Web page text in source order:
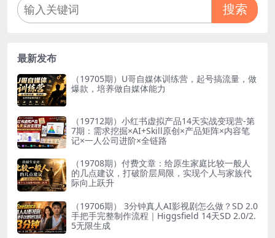
搜索
最新发布
（19705期）U哥自媒体训练营，起号搞流量，做
爆款，培养做自媒体能力
（19712期）小红书虚拟产品14天实战变现营-第
7期：需求挖掘×AI+Skill原创×产品矩阵×内容笔
记×一人公司进阶×全链路
（19708期）付费文章：给原生家庭比较一般人
的几点建议，打破阶层局限，实现个人与家族代
际向上跃升
（19706期） 3分钟真人AI影视剧怎么做？SD 2.0
手把手完整制作流程｜Higgsfield 14天SD 2.0/2.
5无限生成